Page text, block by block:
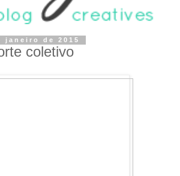
janeiro de 2015
coletivo